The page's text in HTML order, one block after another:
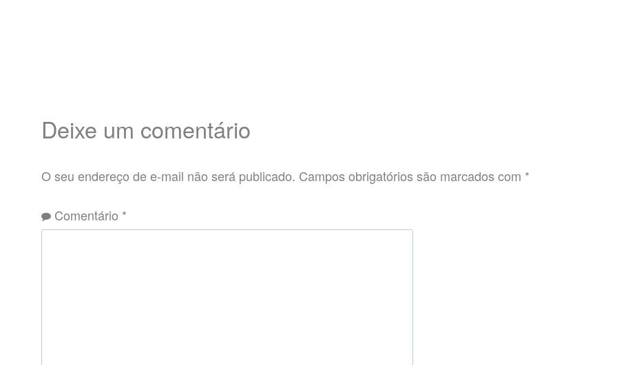
Deixe um comentário
O seu endereço de e-mail não será publicado. Campos obrigatórios são marcados com *
Comentário *